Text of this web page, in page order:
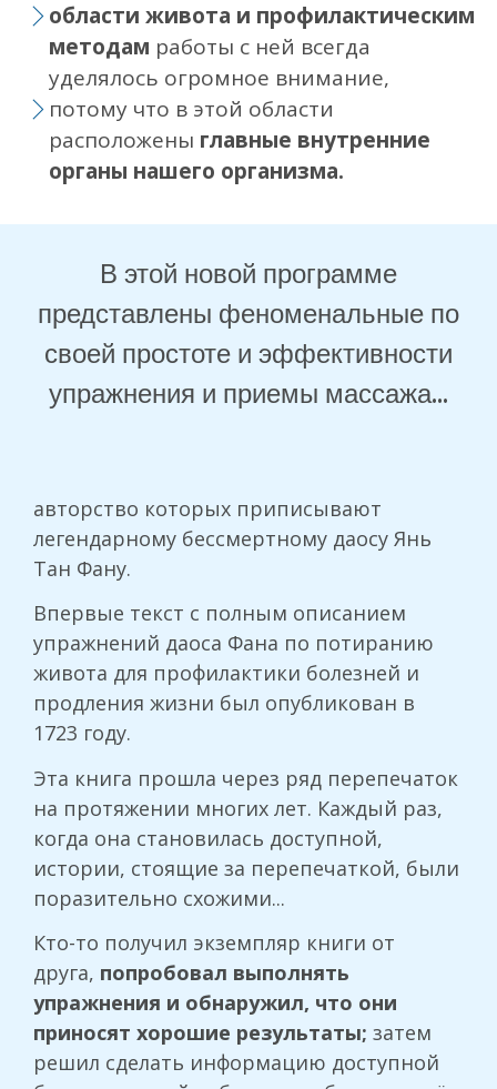
области живота и профилактическим
методам работы с ней всегда
уделялось огромное внимание,
потому что в этой области
расположены главные внутренние
органы нашего организма.
В этой новой программе
представлены феноменальные по
своей простоте и эффективности
упражнения и приемы массажа...
авторство которых приписывают
легендарному бессмертному даосу Янь
Тан Фану.
Впервые текст с полным описанием
упражнений даоса Фана по потиранию
живота для профилактики болезней и
продления жизни был опубликован в
1723 году.
Эта книга прошла через ряд перепечаток
на протяжении многих лет. Каждый раз,
когда она становилась доступной,
истории, стоящие за перепечаткой, были
поразительно схожими...
Кто-то получил экземпляр книги от
друга, попробовал выполнять
упражнения и обнаружил, что они
приносят хорошие результаты; затем
решил сделать информацию доступной